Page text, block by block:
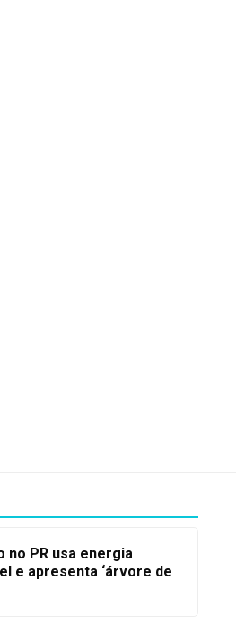
no PR usa energia
e apresenta ‘árvore de